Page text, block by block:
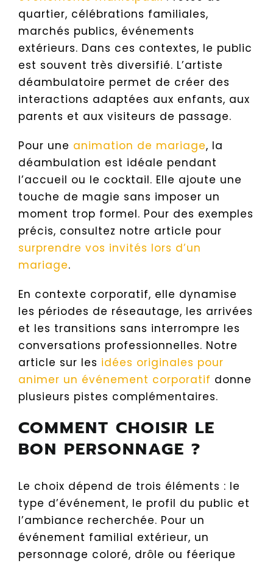
quartier, célébrations familiales,
marchés publics, événements
extérieurs. Dans ces contextes, le public
est souvent très diversifié. L’artiste
déambulatoire permet de créer des
interactions adaptées aux enfants, aux
parents et aux visiteurs de passage.
Pour une animation de mariage, la
déambulation est idéale pendant
l’accueil ou le cocktail. Elle ajoute une
touche de magie sans imposer un
moment trop formel. Pour des exemples
précis, consultez notre article pour
surprendre vos invités lors d’un
mariage.
En contexte corporatif, elle dynamise
les périodes de réseautage, les arrivées
et les transitions sans interrompre les
conversations professionnelles. Notre
article sur les idées originales pour
animer un événement corporatif donne
plusieurs pistes complémentaires.
COMMENT CHOISIR LE
BON PERSONNAGE ?
Le choix dépend de trois éléments : le
type d’événement, le profil du public et
l’ambiance recherchée. Pour un
événement familial extérieur, un
personnage coloré, drôle ou féerique